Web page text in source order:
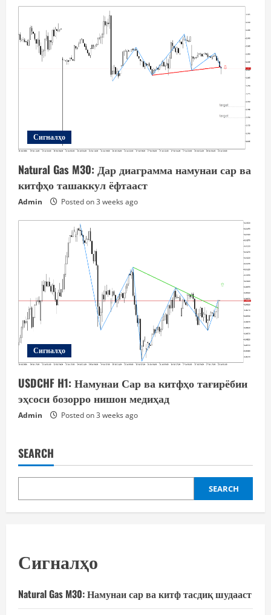
Сигналҳо
Natural Gas M30: Дар диаграмма намунаи сар ва
китфҳо ташаккул ёфтааст
Admin Posted on 3 weeks ago
Сигналҳо
USDCHF H1: Намунаи Сар ва китфҳо тағирёбии
эҳсоси бозорро нишон медиҳад
Admin Posted on 3 weeks ago
SEARCH
SEARCH
Сигналҳо
Natural Gas M30: Намунаи сар ва китф тасдиқ шудааст